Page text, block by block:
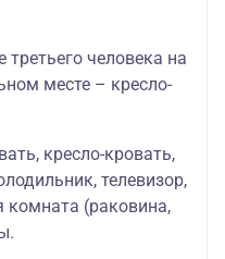
человека на
месте – кресло-
кресло-кровать,
телевизор,
комната (раковина,